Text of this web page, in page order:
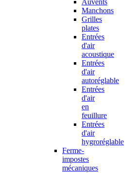
Manchons
Grilles
plates
Entrées
d'air
acoustique
Entrées
d'air
autoréglable
Entrées
d'air
en
feuillure
Entrées
d'air
hygroréglable
Ferme-
impostes
mécaniques